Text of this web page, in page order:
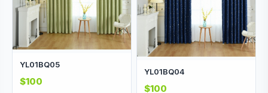
YL01BQ05
$100
YL01BQ04
$100